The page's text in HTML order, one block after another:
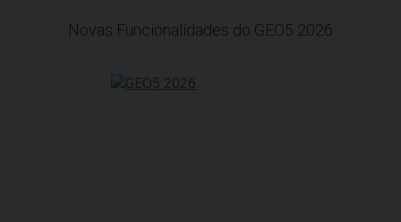
Novas Funcionalidades do GEO5 2026